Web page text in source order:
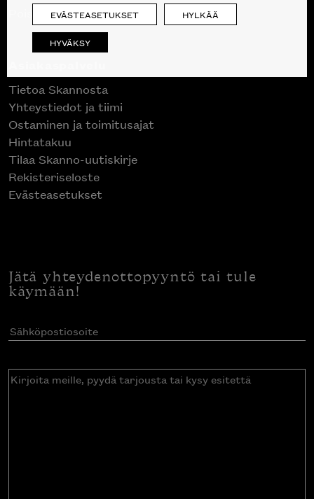
Poistuvat mallikappaleet
Tietoa Skannosta
Yhteystiedot ja tiimi
Ostaminen ja toimitusajat
Hintatakuu
Tilaa Skanno-uutiskirje
Rekisteriseloste
Evästeasetukset
Jätä yhteydenottopyyntö tai tule
käymään!
Sähköpostiosoite(Pakollinen)
Kirjoita
EVÄSTEASETUKSET HYLKÄÄ
HYVÄKSY